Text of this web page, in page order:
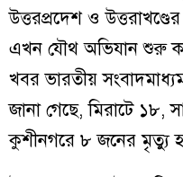
উত্তরপ্রদেশ ও
এখন যৌথ অভিযান শুরু
খবর ভারতীয়
জানা গেছে, মিরাটে ১৮,
কুশীনগরে ৮ জনের মৃত্যু